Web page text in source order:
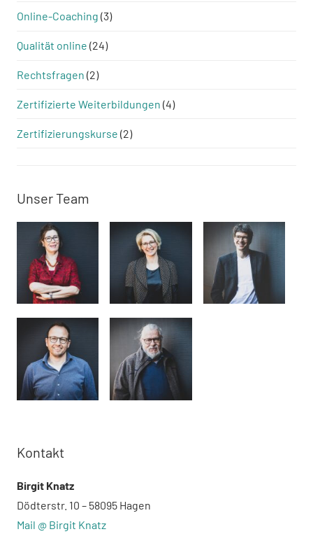
Online-Coaching (3)
Qualität online (24)
Rechtsfragen (2)
Zertifizierte Weiterbildungen (4)
Zertifizierungskurse (2)
Unser Team
Kontakt
Birgit Knatz
Dödterstr. 10 – 58095 Hagen
Mail @ Birgit Knatz